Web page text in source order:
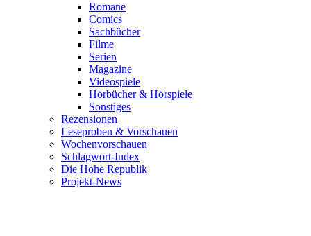
Romane
Comics
Sachbücher
Filme
Serien
Magazine
Videospiele
Hörbücher & Hörspiele
Sonstiges
Rezensionen
Leseproben & Vorschauen
Wochenvorschauen
Schlagwort-Index
Die Hohe Republik
Projekt-News